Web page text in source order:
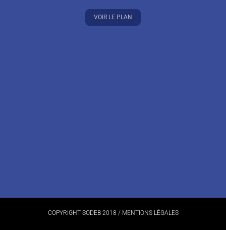
VOIR LE PLAN
COPYRIGHT SODEB 2018 / MENTIONS LÉGALES